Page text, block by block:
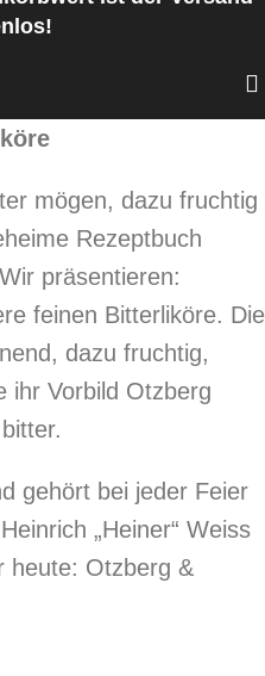
mögen, dazu fruchtig
Rezeptbuch
präsentieren:
feinen Bitterliköre. Die
dazu fruchtig,
ihr Vorbild Otzberg
gehört bei jeder Feier
„Heiner“ Weiss
heute: Otzberg &